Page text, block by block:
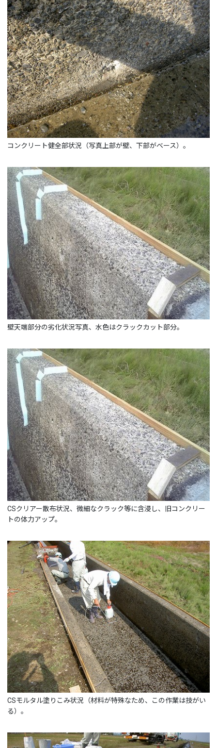
コンクリート健全部状況（写真上部が壁、下部がベース）。
壁天端部分の劣化状況写真、水色はクラックカット部分。
CSクリアー散布状況、微細なクラック等に含浸し、旧コンクリー
トの体力アップ。
CSモルタル塗りこみ状況（材料が特殊なため、この作業は技がい
る）。